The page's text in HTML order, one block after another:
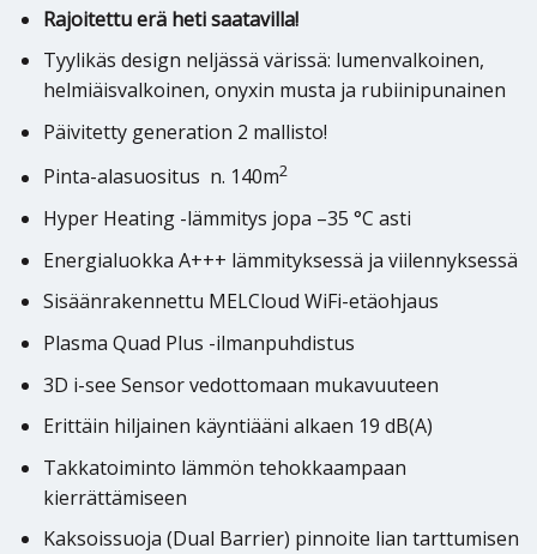
Rajoitettu erä heti saatavilla!
Tyylikäs design neljässä värissä: lumenvalkoinen,
helmiäisvalkoinen, onyxin musta ja rubiinipunainen
Päivitetty generation 2 mallisto!
Pinta-alasuositus n. 140m2
Hyper Heating -lämmitys jopa –35 °C asti
Energialuokka A+++ lämmityksessä ja viilennyksessä
Sisäänrakennettu MELCloud WiFi-etäohjaus
Plasma Quad Plus -ilmanpuhdistus
3D i-see Sensor vedottomaan mukavuuteen
Erittäin hiljainen käyntiääni alkaen 19 dB(A)
Takkatoiminto lämmön tehokkaampaan
kierrättämiseen
Kaksoissuoja (Dual Barrier) pinnoite lian tarttumisen